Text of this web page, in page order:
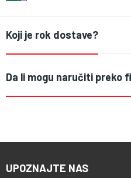
Koji je rok dostave?
Da li mogu naručiti preko
UPOZNAJTE NAS